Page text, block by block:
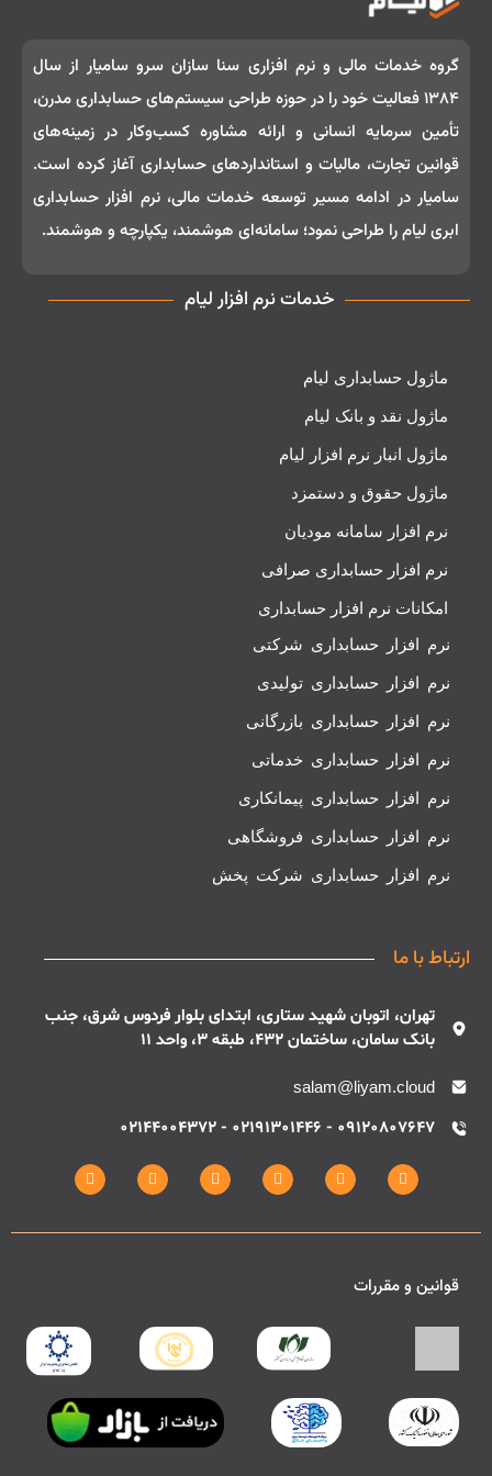
گروه خدمات مالی و نرم‌ افزاری سنا سازان سرو سامیار از سال
۱۳۸۴ فعالیت خود را در حوزه طراحی سیستم‌های حسابداری مدرن،
تأمین سرمایه انسانی و ارائه مشاوره کسب‌وکار در زمینه‌های
قوانین تجارت، مالیات و استانداردهای حسابداری آغاز کرده است.
سامیار در ادامه مسیر توسعه خدمات مالی، نرم‌ افزار حسابداری
ابری لیام را طراحی نمود؛ سامانه‌ای هوشمند، یکپارچه و هوشمند.
خدمات نرم افزار لیام
ماژول حسابداری لیام
ماژول نقد و بانک لیام
ماژول انبار نرم افزار لیام
ماژول حقوق و دستمزد
نرم افزار سامانه مودیان
نرم افزار حسابداری صرافی
امکانات نرم افزار حسابداری
نرم افزار حسابداری شرکتی
نرم افزار حسابداری تولیدی
نرم افزار حسابداری بازرگانی
نرم افزار حسابداری خدماتی
نرم افزار حسابداری پیمانکاری
نرم افزار حسابداری فروشگاهی
نرم افزار حسابداری شرکت پخش
ارتباط با ما
تهران، اتوبان شهید ستاری، ابتدای بلوار فردوس شرق، جنب
بانک سامان، ساختمان 432، طبقه 3، واحد 11
salam@liyam.cloud
09120807647 - 02191301446 - 02144004372
قوانین و مقررات